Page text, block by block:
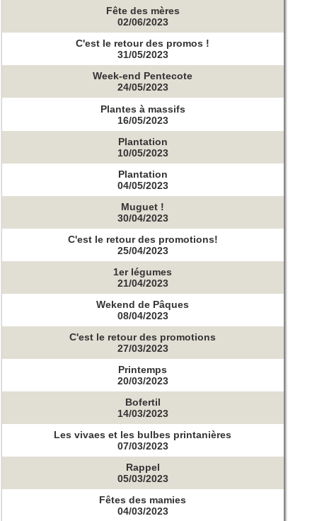
Fête des mères
02/06/2023
C'est le retour des promos !
31/05/2023
Week-end Pentecote
24/05/2023
Plantes à massifs
16/05/2023
Plantation
10/05/2023
Plantation
04/05/2023
Muguet !
30/04/2023
C'est le retour des promotions!
25/04/2023
1er légumes
21/04/2023
Wekend de Pâques
08/04/2023
C'est le retour des promotions
27/03/2023
Printemps
20/03/2023
Bofertil
14/03/2023
Les vivaes et les bulbes printanières
07/03/2023
Rappel
05/03/2023
Fêtes des mamies
04/03/2023